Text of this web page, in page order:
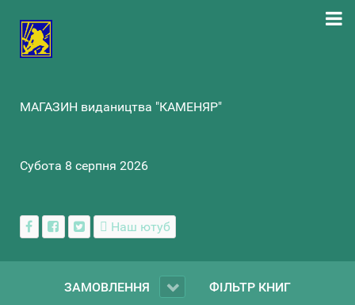
МАГАЗИН видаництва "КАМЕНЯР"
Субота 8 серпня 2026
Наш ютуб
ЗАМОВЛЕННЯ ФІЛЬТР КНИГ